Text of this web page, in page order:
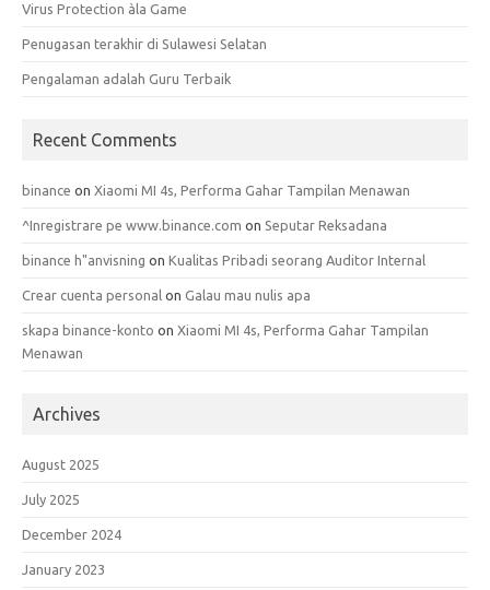
Virus Protection àla Game
Penugasan terakhir di Sulawesi Selatan
Pengalaman adalah Guru Terbaik
Recent Comments
binance on Xiaomi MI 4s, Performa Gahar Tampilan Menawan
^Inregistrare pe www.binance.com on Seputar Reksadana
binance h"anvisning on Kualitas Pribadi seorang Auditor Internal
Crear cuenta personal on Galau mau nulis apa
skapa binance-konto on Xiaomi MI 4s, Performa Gahar Tampilan
Menawan
Archives
August 2025
July 2025
December 2024
January 2023